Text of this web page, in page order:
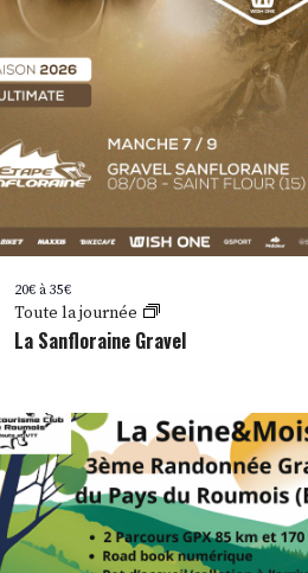
La Sanfloraine Gravel
Toute la journée
20€ à 35€